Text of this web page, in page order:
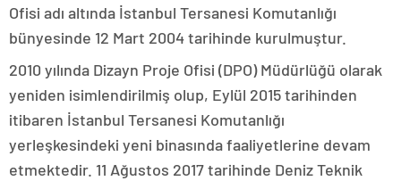
Ofisi adı altında İstanbul Tersanesi Komutanlığı
bünyesinde 12 Mart 2004 tarihinde kurulmuştur.
2010 yılında Dizayn Proje Ofisi (DPO) Müdürlüğü olarak
yeniden isimlendirilmiş olup, Eylül 2015 tarihinden
itibaren İstanbul Tersanesi Komutanlığı
yerleşkesindeki yeni binasında faaliyetlerine devam
etmektedir. 11 Ağustos 2017 tarihinde Deniz Teknik